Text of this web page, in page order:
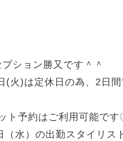
ション勝又です＾＾
(火)は定休日の為、2日
ト予約はご利用可能です
（水）の出勤スタイリス